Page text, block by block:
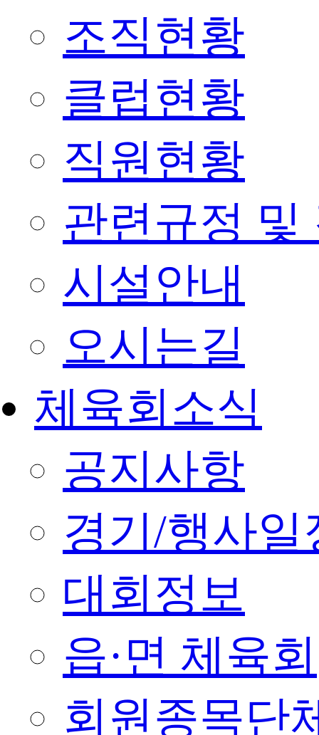
조직현황
클럽현황
직원현황
관련규정 및
시설안내
오시는길
체육회소식
공지사항
경기/행사일
대회정보
읍·면 체육회
회원종목단